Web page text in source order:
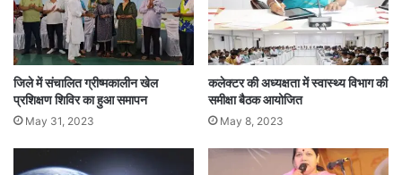
जिले में संचालित ग्रीष्मकालीन खेल
प्रशिक्षण शिविर का हुआ समापन
May 31, 2023
कलेक्टर की अध्यक्षता में स्वास्थ्य विभाग की
समीक्षा बैठक आयोजित
May 8, 2023